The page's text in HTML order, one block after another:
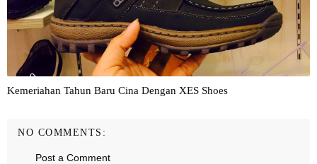
Kemeriahan Tahun Baru Cina Dengan XES Shoes
NO COMMENTS:
Post a Comment